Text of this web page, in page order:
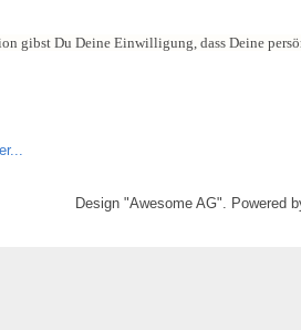
gibst Du Deine Einwilligung, dass Deine
Design "Awesome AG". Powered